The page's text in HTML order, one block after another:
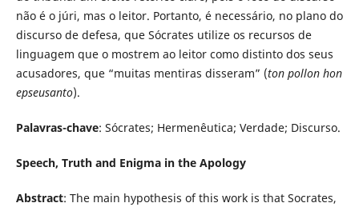
não é o júri, mas o leitor. Portanto, é necessário, no plano do
discurso de defesa, que Sócrates utilize os recursos de
linguagem que o mostrem ao leitor como distinto dos seus
acusadores, que “muitas mentiras disseram” (ton pollon hon
epseusanto).
Palavras-chave: Sócrates; Hermenêutica; Verdade; Discurso.
Speech, Truth and Enigma in the Apology
Abstract: The main hypothesis of this work is that Socrates,